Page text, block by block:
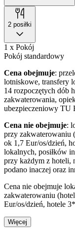
2 posiłki
1 x Pokój
Pokój standardowy
Cena obejmuje:
lotniskowe, transfery
14 rozpoczętych dób
zakwaterowania,
ubezpieczeniowy TU
Cena nie obejmuje:
przy zakwaterowaniu
ok 1,7 Eur/os/dzień,
lokalnych, posiłków
przy każdym z hoteli,
podano inaczej oraz
Cena nie obejmuje
zakwaterowaniu
Eur/os/dzień, hotele
Więcej